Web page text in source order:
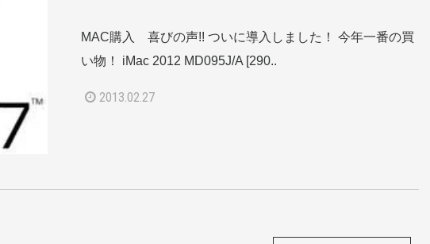
MAC購入 喜びの声!! ついに導入しました！ 今年一番の買
い物！ iMac 2012 MD095J/A [290..
2013.02.27